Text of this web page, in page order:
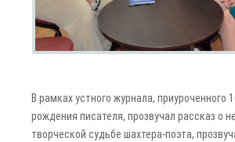
В рамках устного журнала, приуроченного
рождения писателя, прозвучал рассказ о
творческой судьбе шахтера-поэта,